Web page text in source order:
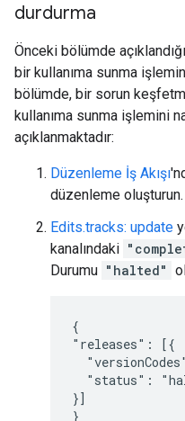
durdurma
Önceki bölümde
bir kullanıma sunma
bölümde, bir sorun
kullanıma sunma işlemini
açıklanmaktadır:
Düzenleme İş Akışı
düzenleme oluşturun.
Edits.tracks: update
kanalındaki
Durumu "halted"
{
"releases": [{
"status":
}]
}